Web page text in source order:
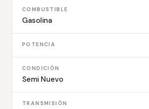
COMBUSTIBLE
Gasolina
POTENCIA
CONDICIÓN
Semi Nuevo
TRANSMISIÓN